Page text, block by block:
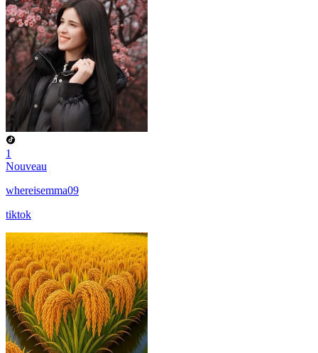
1
Nouveau
whereisemma09
tiktok